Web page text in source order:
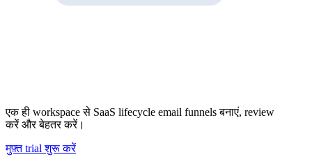
एक ही workspace से SaaS lifecycle email funnels बनाएं, review
करें और बेहतर करें।
मुफ़्त trial शुरू करें